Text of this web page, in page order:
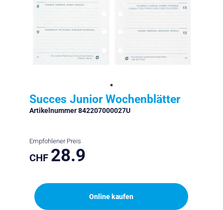
Succes Junior Wochenblätter
Artikelnummer 842207000027U
Empfohlener Preis
CHF 28.9
Online kaufen